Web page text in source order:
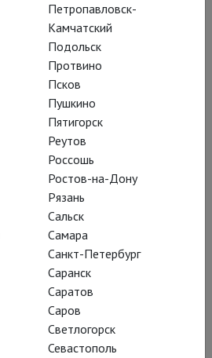
Петропавловск-
Камчатский
Подольск
Протвино
Псков
Пушкино
Пятигорск
Реутов
Россошь
Ростов-на-Дону
Рязань
Сальск
Самара
Санкт-Петербург
Саранск
Саратов
Саров
Светлогорск
Севастополь